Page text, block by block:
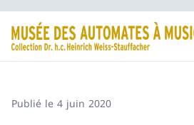
Publié le 4 juin 2020